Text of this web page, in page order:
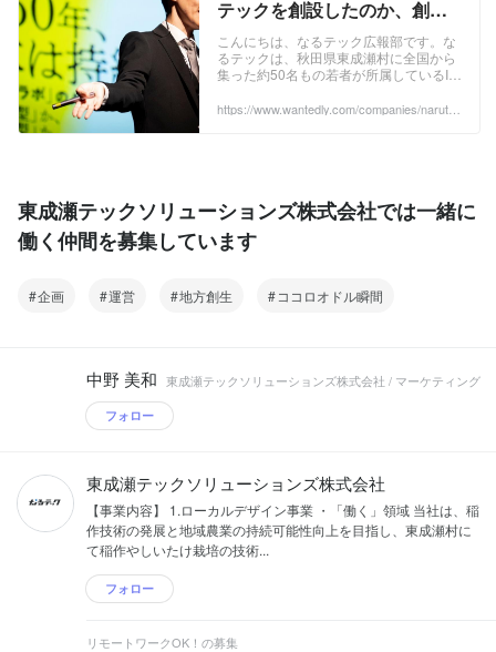
テックを創設したのか、創業
当時の話を聞いてみた！ | 会社
紹介
こんにちは、なるテック広報部です。な
るテックは、秋田県東成瀬村に全国から
集った約50名もの若者が所属しているIT
について、近藤社長にお話を聞いてみま
https://www.wantedly.com/companies/narutec
東成瀬テックソリューションズ株式会社では一緒に
働く仲間を募集しています
企画 運営 地方創生 ココロオドル瞬間
中野 美和 東成瀬テックソリューションズ株式会社 / マーケティング
フォロー
東成瀬テックソリューションズ株式会社
【事業内容】 1.ローカルデザイン事業 ・「働く」領域 当社は、稲
作技術の発展と地域農業の持続可能性向上を目指し、東成瀬村に
て稲作やしいたけ栽培の技術...
フォロー
リモートワークOK！の募集